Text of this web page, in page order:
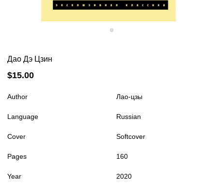
Дао Дэ Цзин
$15.00
Author Лао-цзы
Language Russian
Cover Softcover
Pages 160
Year 2020